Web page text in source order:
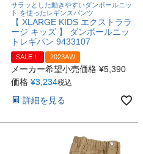
サラッとした動きやすいダンボールニッ
ト を使ったレギンスパンツ
【 XLARGE KIDS エクストララ
ージ キッズ 】 ダンボールニッ
トレギパン 9433107
SALE！ 2023AW
メーカー希望小売価格 ¥5,390
価格 ¥3,234税込
詳細を見る